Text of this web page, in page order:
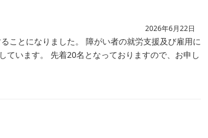
2026年6月22日
ことになりました。 障がい者の就労支援及び雇用に
ています。 先着20名となっておりますので、お申し